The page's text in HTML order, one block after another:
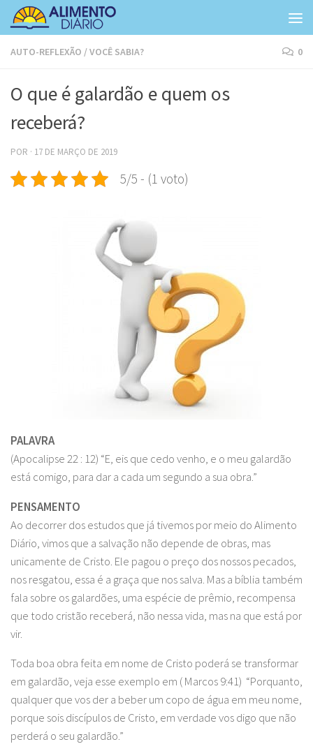
Skip to content
AUTO-REFLEXÃO /VOCÊ SABIA? 0
O que é galardão e quem os
receberá?
POR · 17 DE MARÇO DE 2019
5/5 - (1 voto)
PALAVRA
(Apocalipse 22 : 12) “E, eis que cedo venho, e o meu galardão
está comigo, para dar a cada um segundo a sua obra.”
PENSAMENTO
Ao decorrer dos estudos que já tivemos por meio do Alimento
Diário, vimos que a salvação não depende de obras, mas
unicamente de Cristo. Ele pagou o preço dos nossos pecados,
nos resgatou, essa é a graça que nos salva. Mas a bíblia também
fala sobre os galardões, uma espécie de prêmio, recompensa
que todo cristão receberá, não nessa vida, mas na que está por
vir.
Toda boa obra feita em nome de Cristo poderá se transformar
em galardão, veja esse exemplo em ( Marcos 9:41) “Porquanto,
qualquer que vos der a beber um copo de água em meu nome,
porque sois discípulos de Cristo, em verdade vos digo que não
perderá o seu galardão.”